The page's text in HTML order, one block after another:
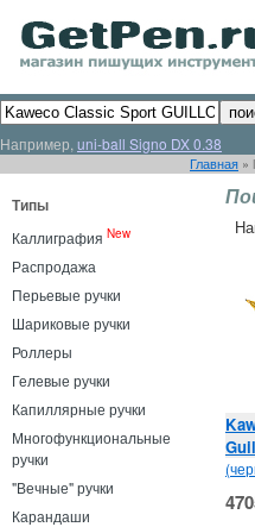
Например, uni-ball Signo DX 0.38
Главная »
Типы
Каллиграфия New
Распродажа
Перьевые ручки
Шариковые ручки
Роллеры
Гелевые ручки
Капиллярные ручки
Многофункциональные
ручки
"Вечные" ручки
Карандаши